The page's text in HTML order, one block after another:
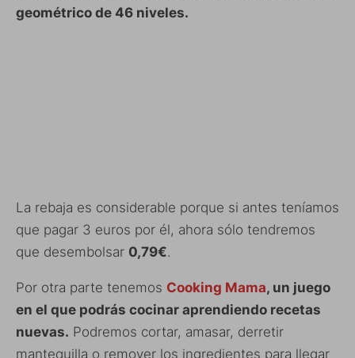
geométrico de 46 niveles.
La rebaja es considerable porque si antes teníamos
que pagar 3 euros por él, ahora sólo tendremos
que desembolsar 0,79€.
Por otra parte tenemos Cooking Mama, un juego
en el que podrás cocinar aprendiendo recetas
nuevas. Podremos cortar, amasar, derretir
mantequilla o remover los ingredientes para llegar